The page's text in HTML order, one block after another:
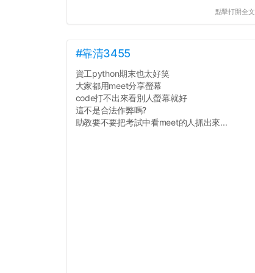
點擊打開全文
#靠清3455
資工python期末也太好笑
大家都用meet分享螢幕
code打不出來看別人螢幕就好
這不是合法作弊嗎?
助教要不要把考試中看meet的人抓出來...